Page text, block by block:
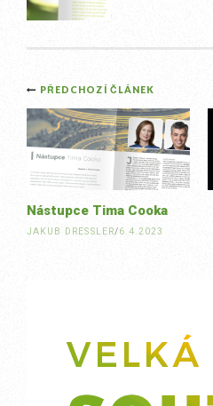
Post
navigation
PŘEDCHOZÍ ČLÁNEK
Nástupce Tima Cooka
JAKUB DRESSLER/6.4.2023